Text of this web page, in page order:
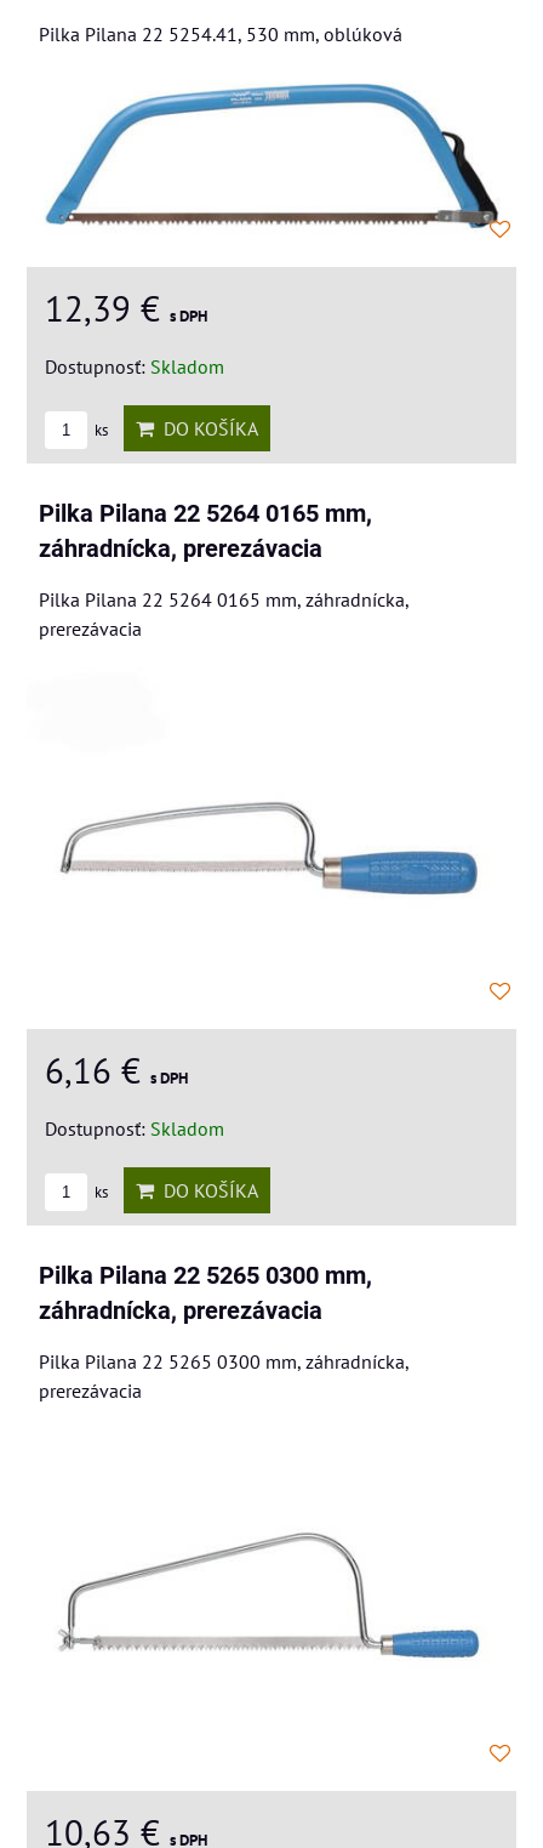
Pilka Pilana 22 5254.41, 530 mm, oblúková
12,39 € s DPH
Dostupnosť: Skladom
ks DO KOŠÍKA
Pilka Pilana 22 5264 0165 mm,
záhradnícka, prerezávacia
Pilka Pilana 22 5264 0165 mm, záhradnícka,
prerezávacia
6,16 € s DPH
Dostupnosť: Skladom
ks DO KOŠÍKA
Pilka Pilana 22 5265 0300 mm,
záhradnícka, prerezávacia
Pilka Pilana 22 5265 0300 mm, záhradnícka,
prerezávacia
10,63 € s DPH